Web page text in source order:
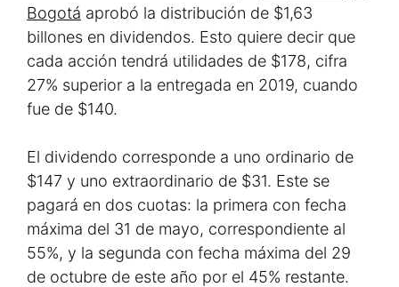
Bogotá aprobó la distribución de $1,63
billones en dividendos. Esto quiere decir que
cada acción tendrá utilidades de $178, cifra
27% superior a la entregada en 2019, cuando
fue de $140.
El dividendo corresponde a uno ordinario de
$147 y uno extraordinario de $31. Este se
pagará en dos cuotas: la primera con fecha
máxima del 31 de mayo, correspondiente al
55%, y la segunda con fecha máxima del 29
de octubre de este año por el 45% restante.